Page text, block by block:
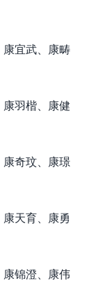
康宜武、康畴
羽楷、康健
康奇玟、康璟
天育、康勇
康锦澄、康伟